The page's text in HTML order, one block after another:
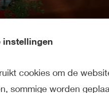
instellingen
cookies om de
sommige worden